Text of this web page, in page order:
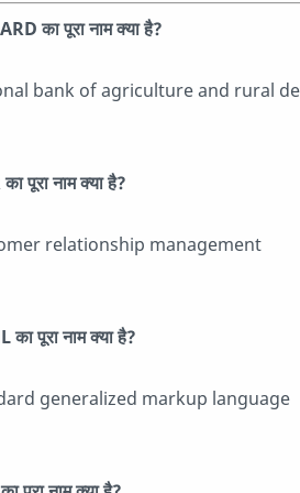
का पूरा नाम क्या है?
bank of agriculture and rural
पूरा नाम क्या है?
relationship management
पूरा नाम क्या है?
generalized markup language